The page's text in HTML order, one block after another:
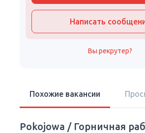
Написать
Вы рекрутер?
Похожие вакансии
Pokojowa / Горничная